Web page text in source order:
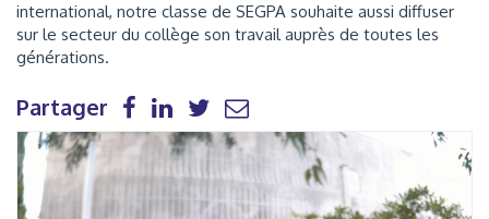
international, notre classe de SEGPA souhaite aussi diffuser
sur le secteur du collège son travail auprès de toutes les
générations.
Partager